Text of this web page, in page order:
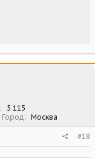
5 115
Город Москва
#18